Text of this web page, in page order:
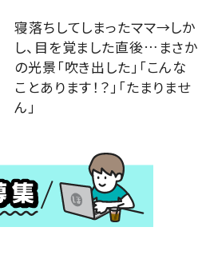
寝落ちしてしまったママ→しか
し、目を覚ました直後…まさか
の光景「吹き出した」「こんな
ことあります！？」「たまりませ
ん」